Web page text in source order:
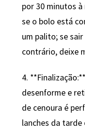
por 30 minutos
se o bolo está
um palito; se
contrário, deixe
4.
desenforme e
de cenoura é
lanches da tarde